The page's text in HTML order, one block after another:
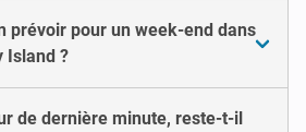
prévoir pour un week-end dans
Island ?
de dernière minute, reste-t-il